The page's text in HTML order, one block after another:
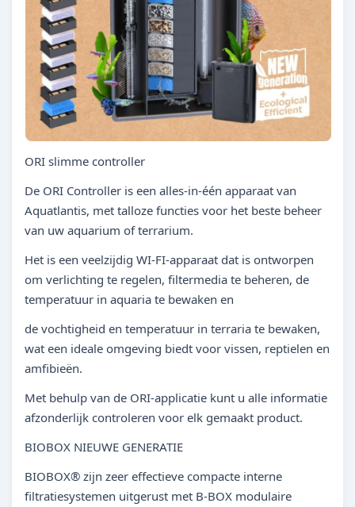
ORI slimme controller
De ORI Controller is een alles-in-één apparaat van
Aquatlantis, met talloze functies voor het beste beheer
van uw aquarium of terrarium.
Het is een veelzijdig WI-FI-apparaat dat is ontworpen
om verlichting te regelen, filtermedia te beheren, de
temperatuur in aquaria te bewaken en
de vochtigheid en temperatuur in terraria te bewaken,
wat een ideale omgeving biedt voor vissen, reptielen en
amfibieën.
Met behulp van de ORI-applicatie kunt u alle informatie
afzonderlijk controleren voor elk gemaakt product.
BIOBOX NIEUWE GENERATIE
BIOBOX® zijn zeer effectieve compacte interne
filtratiesystemen uitgerust met B-BOX modulaire